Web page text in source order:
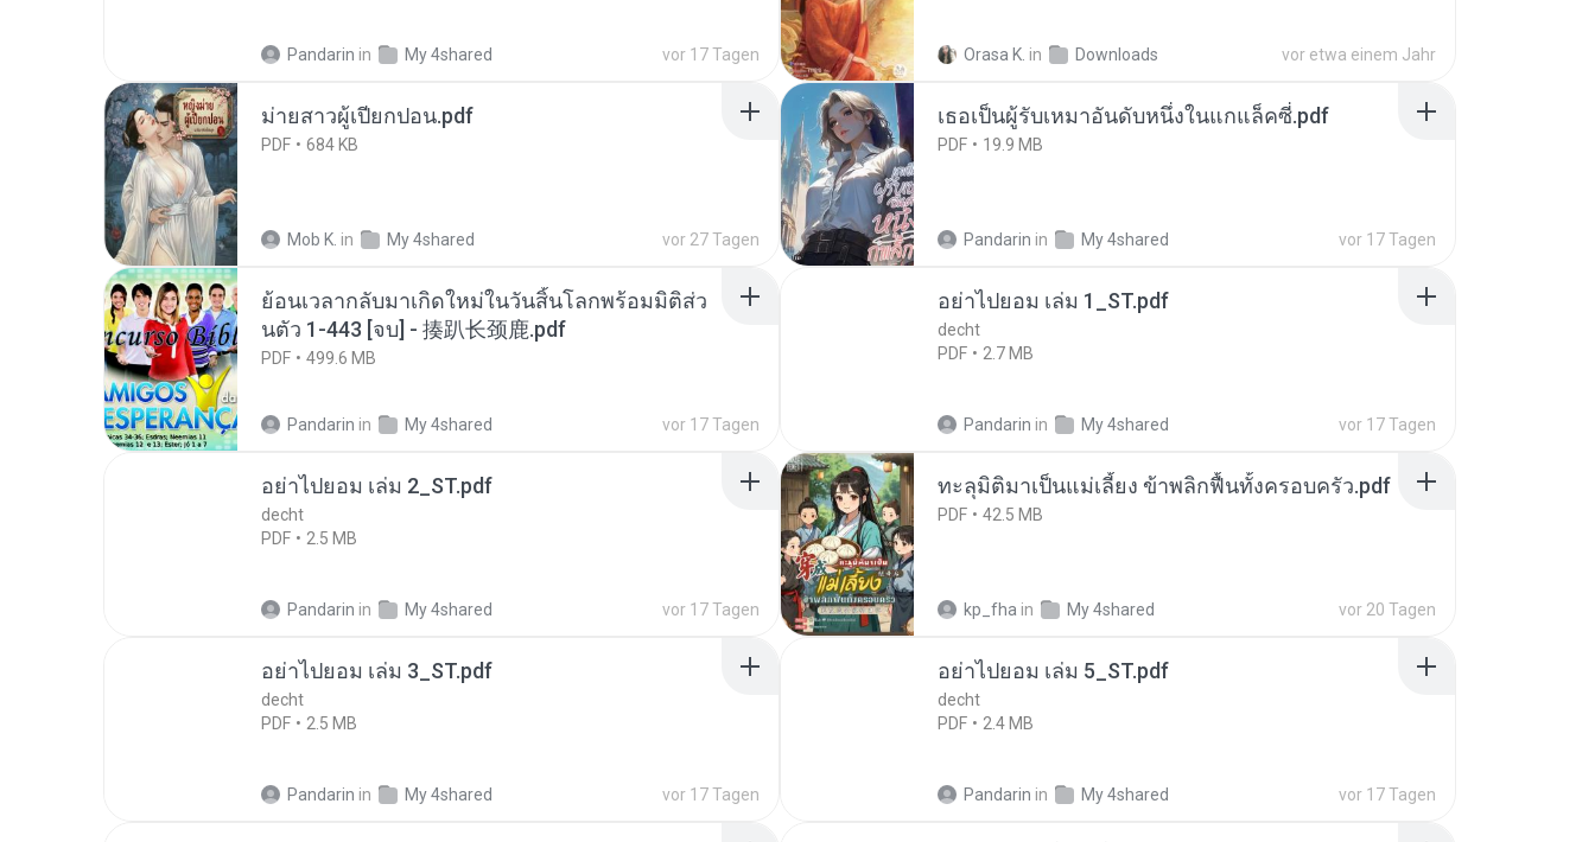
Pandarin in My 4shared vor 17 Tagen Orasa K. in Downloads vor etwa einem Jahr
ม่ายสาวผู้เปียกปอน.pdf
PDF 684 KB
Mob K. in My 4shared vor 27 Tagen
เธอเป็นผู้รับเหมาอันดับหนึ่งในแกแล็คซี่.pdf
PDF 19.9 MB
Pandarin in My 4shared vor 17 Tagen
ย้อนเวลากลับมาเกิดใหม่ในวันสิ้นโลกพร้อมมิติส่ว
นตัว 1-443 [จบ] - 揍趴长颈鹿.pdf
PDF 499.6 MB
Pandarin in My 4shared vor 17 Tagen
อย่าไปยอม เล่ม 1_ST.pdf
decht
PDF
2.7 MB
Pandarin in My 4shared vor 17 Tagen
อย่าไปยอม เล่ม 2_ST.pdf
decht
PDF
2.5 MB
Pandarin in My 4shared vor 17 Tagen
ทะลุมิติมาเป็นแม่เลี้ยง ข้าพลิกฟื้นทั้งครอบครัว.pdf
PDF 42.5 MB
kp_fha in My 4shared vor 20 Tagen
อย่าไปยอม เล่ม 3_ST.pdf
decht
PDF
2.5 MB
Pandarin in My 4shared vor 17 Tagen
อย่าไปยอม เล่ม 5_ST.pdf
decht
PDF
2.4 MB
Pandarin in My 4shared vor 17 Tagen